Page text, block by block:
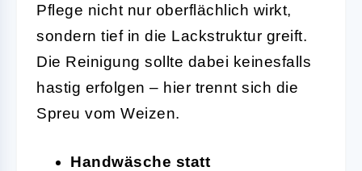
Pflege nicht nur oberflächlich wirkt,
sondern tief in die Lackstruktur greift.
Die Reinigung sollte dabei keinesfalls
hastig erfolgen – hier trennt sich die
Spreu vom Weizen.
Handwäsche statt